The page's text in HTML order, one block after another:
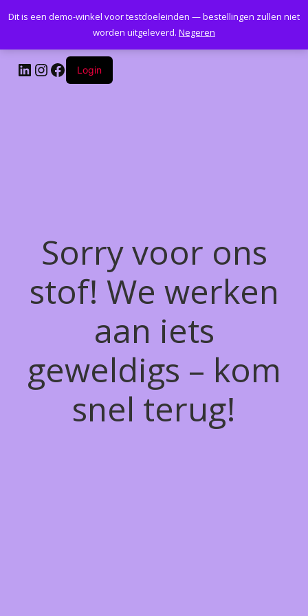
Kantoormeubelenplus.com
LinkedIn
Instagram
Facebook
Login
Sorry voor ons
stof! We werken
aan iets
geweldigs – kom
snel terug!
Dit is een demo-winkel voor testdoeleinden — bestellingen zullen niet
worden uitgeleverd. Negeren